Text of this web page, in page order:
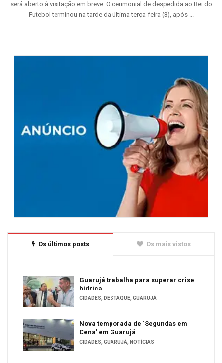
será aberto à visitação em breve. O cerimonial de despedida ao Rei do
Futebol terminou na tarde da última terça-feira (3), após ...
Os últimos posts Os mais vistos
Guarujá trabalha para superar crise
hídrica
CIDADES, DESTAQUE, GUARUJÁ
Nova temporada de ‘Segundas em
Cena’ em Guarujá
CIDADES, GUARUJÁ, NOTÍCIAS